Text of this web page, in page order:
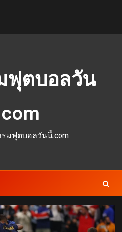
ฟุตบอลวัน
รมฟุตบอลวันนี้.com